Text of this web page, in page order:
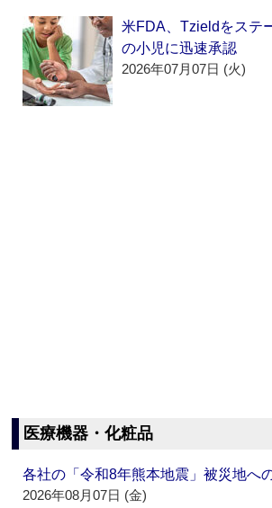
米FDA、Tzieldをステ
の小児に迅速承認
2026年07月07日 (火)
医療機器・化粧品
各社の「令和8年熊本地震」被災地へ
2026年08月07日 (金)